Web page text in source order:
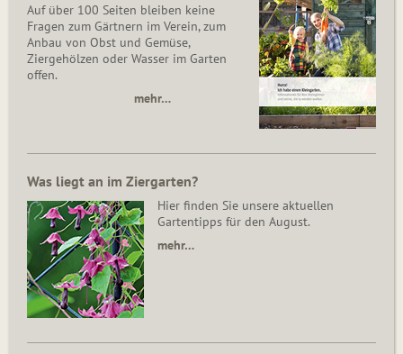
Auf über 100 Seiten bleiben keine
Fragen zum Gärtnern im Verein, zum
Anbau von Obst und Gemüse,
Ziergehölzen oder Wasser im Garten
offen.
mehr…
Was liegt an im Ziergarten?
Hier finden Sie unsere aktuellen
Gartentipps für den August.
mehr…